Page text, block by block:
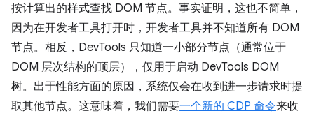
按计算出的样式查找 DOM 节点。事实证明，这也不简单，
因为在开发者工具打开时，开发者工具并不知道所有 DOM
节点。相反，DevTools 只知道一小部分节点（通常位于
DOM 层次结构的顶层），仅用于启动 DevTools DOM
树。 出于性能方面的原因，系统仅会在收到进一步请求时提
取其他节点。这意味着，我们需要一个新的 CDP 命令来收